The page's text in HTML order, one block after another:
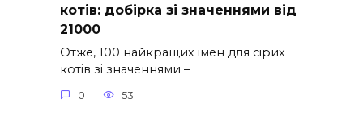
котів: добірка зі значеннями від
21000
Отже, 100 найкращих імен для сірих
котів зі значеннями –
0 53